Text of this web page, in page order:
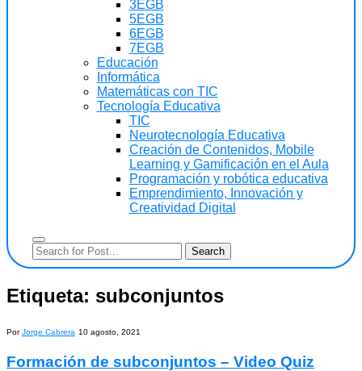
3EGB
5EGB
6EGB
7EGB
Educación
Informática
Matemáticas con TIC
Tecnología Educativa
TIC
Neurotecnología Educativa
Creación de Contenidos, Mobile
Learning y Gamificación en el Aula
Programación y robótica educativa
Emprendimiento, Innovación y
Creatividad Digital
Etiqueta: subconjuntos
PorJorge Cabrera 10 agosto, 2021
Formación de subconjuntos – Video Quiz